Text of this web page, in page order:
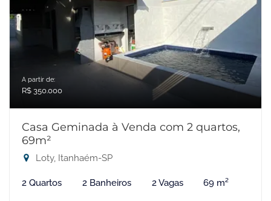
A partir de:
R$ 350.000
Casa Geminada à Venda com 2 quartos,
69m²
Loty, Itanhaém-SP
2 Quartos 2 Banheiros 2 Vagas 69 m²